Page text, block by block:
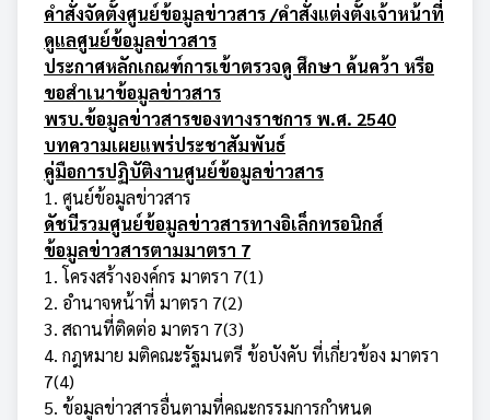
คำสั่งจัดตั้งศูนย์ข้อมูลข่าวสาร /คำสั่งแต่งตั้งเจ้าหน้าที่
ดูแลศูนย์ข้อมูลข่าวสาร
ประกาศหลักเกณฑ์การเข้าตรวจดู ศึกษา ค้นคว้า หรือ
ขอสำเนาข้อมูลข่าวสาร
พรบ.ข้อมูลข่าวสารของทางราชการ พ.ศ. 2540
บทความเผยแพร่ประชาสัมพันธ์
คู่มือการปฏิบัติงานศูนย์ข้อมูลข่าวสาร
1. ศูนย์ข้อมูลข่าวสาร
ดัชนีรวมศูนย์ข้อมูลข่าวสารทางอิเล็กทรอนิกส์
ข้อมูลข่าวสารตามมาตรา 7
1. โครงสร้างองค์กร มาตรา 7(1)
2. อำนาจหน้าที่ มาตรา 7(2)
3. สถานที่ติดต่อ มาตรา 7(3)
4. กฎหมาย มติคณะรัฐมนตรี ข้อบังคับ ที่เกี่ยวข้อง มาตรา
7(4)
5. ข้อมูลข่าวสารอื่นตามที่คณะกรรมการกำหนด